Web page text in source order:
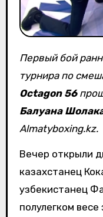
Первый бой раннего предварительного карда
турнира по
Octagon 56
Балуана
Almatyboxing.kz.
Вечер открыли
казахстанец
узбекистанец
полулегком